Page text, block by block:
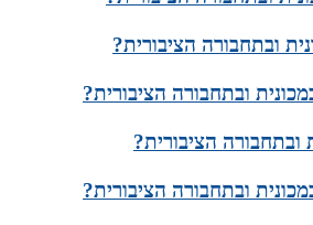
ובתחבורה הציבורית?
ובתחבורה הציבורית?
ובתחבורה הציבורית?
ובתחבורה הציבורית?